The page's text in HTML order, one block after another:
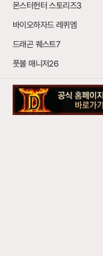
몬스터헌터 스토리즈3
바이오하자드 레퀴엠
드래곤 퀘스트7
풋볼 매니저26